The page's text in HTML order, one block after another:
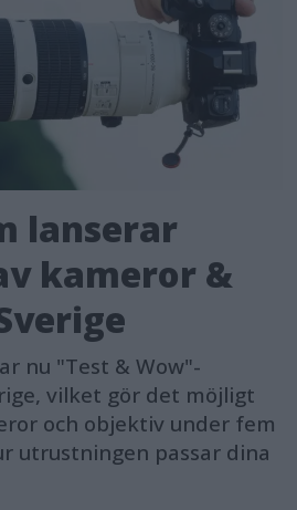
lanserar
kameror &
nu "Test & Wow"-
vilket gör det möjligt
och objektiv under fem
utrustningen passar dina